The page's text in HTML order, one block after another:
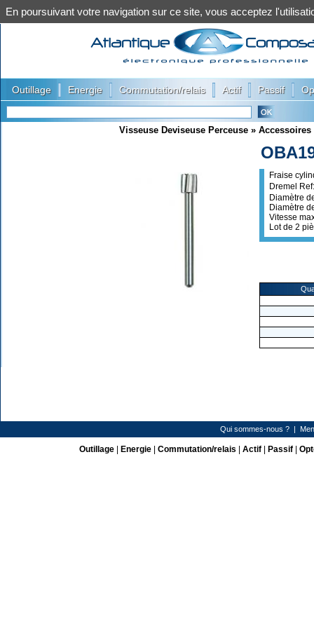
Outillage Energie Commutation/relais Actif Passif
Visseuse Deviseuse Perceuse » Accessoires
Fraise
Dremel
Diamètre
Diamètre
Vitesse
Lot de 2
Qui sommes-nous ? |
Outillage| Energie| Commutation/relais Actif| Passif|
En poursuivant votre navigation sur ce site, vous acceptez